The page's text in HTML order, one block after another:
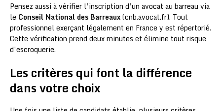
Pensez aussi à vérifier l’inscription d’un avocat au barreau via
le Conseil National des Barreaux(cnb.avocat.fr). Tout
professionnel exerçant légalement en France y est répertorié.
Cette vérification prend deux minutes et élimine tout risque
d’escroquerie.
Les critères qui font la différence
dans votre choix